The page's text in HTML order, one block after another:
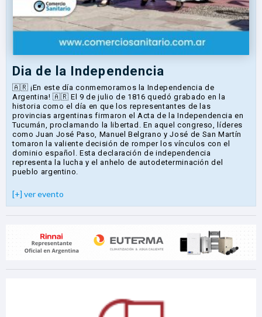
Dia de la Independencia
🇦🇷 ¡En este día conmemoramos la Independencia de
Argentina! 🇦🇷 El 9 de julio de 1816 quedó grabado en la
historia como el día en que los representantes de las
provincias argentinas firmaron el Acta de la Independencia en
Tucumán, proclamando la libertad. En aquel congreso, líderes
como Juan José Paso, Manuel Belgrano y José de San Martín
tomaron la valiente decisión de romper los vínculos con el
dominio español. Esta declaración de independencia
representa la lucha y el anhelo de autodeterminación del
pueblo argentino.
[+] ver evento